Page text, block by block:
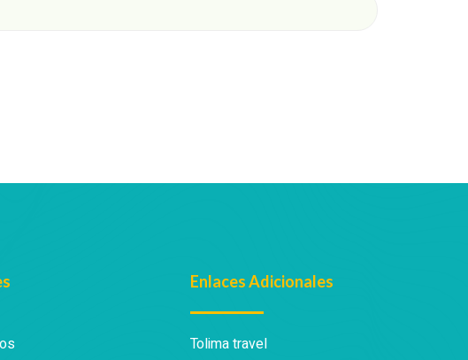
Enlaces Adicionales
Tolima travel